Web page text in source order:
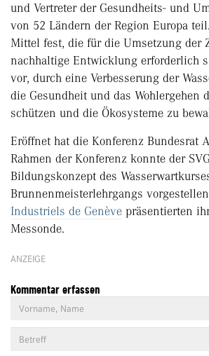
und Vertreter der Gesundheits- und
von 52 Ländern der Region Europa
Mittel fest, die für die Umsetzung der
nachhaltige Entwicklung erforderlich
vor, durch eine Verbesserung der
die Gesundheit und das Wohlergehen
schützen und die Ökosysteme zu
Eröffnet hat die Konferenz Bundesrat
Rahmen der Konferenz konnte der
Bildungskonzept des
Brunnenmeisterlehrgangs
Industriels de Genève präsentierten
Messonde.
ANZEIGE
Kommentar erfassen